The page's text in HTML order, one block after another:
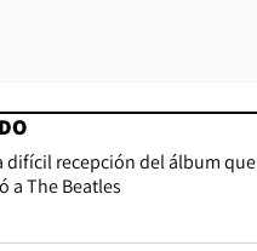
difícil recepción del álbum que
a The Beatles